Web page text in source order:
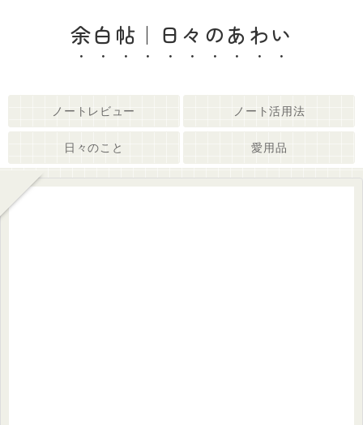
余白帖｜日々のあわい
ノートレビュー ノート活用法
日々のこと 愛用品